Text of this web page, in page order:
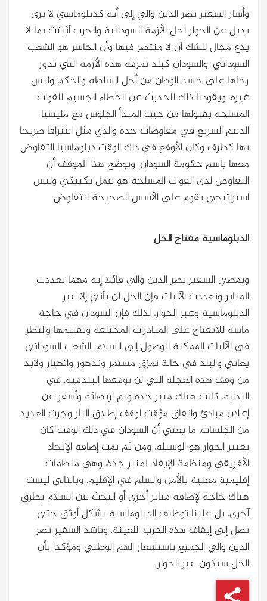
وأشار السفير نصر الدين والي إلى أنه كدبلوماسي لا يرى
بديل عن الحوار لحل الأزمة السودانية والحرب أثبتت بما لا
يدع مجال للشك أن لا منتصر فيها وأن الخاسر هو الشعب
السوداني. والسودان كبلد تمزقه هذه الأزمة التي تدور
رحاها على جسد الوطن من أجل السلطة والحكم وليس
غيره. ويقودنا ذلك للحديث عن الخطاء الجسيم للقوات
المسلحة بقبولها من حيث المبدأ الجلوس مع مليشيا
الدعم السريع في مفاوضات جدة والذي مثل اعترافا صريحا
بها كطرف وكان الأوقع في ذلك الوقت دبلوماسيا التفاوض
معها باسم حكومة السودان. ويوضح هذا الموقف أن
التفاوض لدى القوات المسلحة هو عمل تكتيكي وليس
استراتيجي يقوم على الأسس الصحيحة للتفاوض.
الدبلوماسية مفتاح الحل
ويمضي السفير نصر الدين والي قائلا إنه مهما تعددت
المنابر وتعددت الآليات فإن الحل لن يأتي إلا عبر
الدبلوماسية وعبر الحوار، لذلك فإن السودان في حاجة
ماسة للانفتاح على المبادرات المختلفة وتقييمها والنظر
في الآليات الممكنة للوصول إلى السلام. الشعب السوداني
يعاني والبلد في حالة تمزق مستمر وتدهور وانهيار ولابد
من وقف هذه العجلة التي لن توقفها البندقية. في
البداية، كانت هناك منبر جدة وتم ارتضائه وأسفر عن
إعلان مبادئ واتفاق مؤقت لوقف إطلاق النار وجرت العديد
من الجلسات، ما يعني أن السودان في ذلك الوقت كان
يعتبر الحوار هو الوسيلة، ومن ثم تمت إضافة الإتحاد
الأفريقي ومنظمة الإيقاد لمنبر جدة، وهي منظمات
إقليمية معنية بالأمن والسلم في الإقليم. وبالتالي ليست
هناك حاجة لإضافة منابر أخرى أو البحث عن السلام بطرق
آخري، بل علينا توظيف الدبلوماسية بشكل أوثق حتى
نصل إلى إيقاف هذه الحرب اللعينة. وناشد السفير نصر
الدين والي الجميع باستشعار الهم الوطني ومؤكدا بأن
الحل سيكون عبر الحوار.